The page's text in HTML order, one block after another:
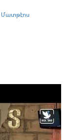
Մատթէոս